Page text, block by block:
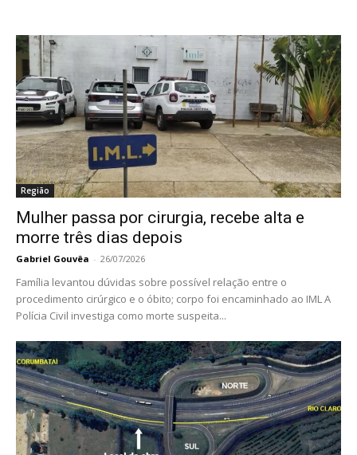
Região
Mulher passa por cirurgia, recebe alta e
morre três dias depois
Gabriel Gouvêa - 26/07/2026
Família levantou dúvidas sobre possível relação entre o
procedimento cirúrgico e o óbito; corpo foi encaminhado ao IML A
Polícia Civil investiga como morte suspeita...